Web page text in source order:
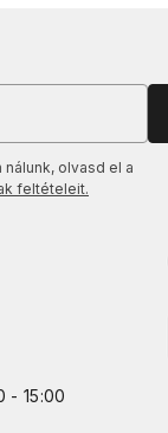
olvasd el a
feltételeit.
- 15:00